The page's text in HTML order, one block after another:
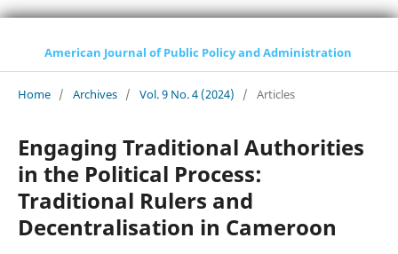
American Journal of Public Policy and Administration
Home / Archives / Vol. 9 No. 4 (2024) / Articles
Engaging Traditional Authorities
in the Political Process:
Traditional Rulers and
Decentralisation in Cameroon